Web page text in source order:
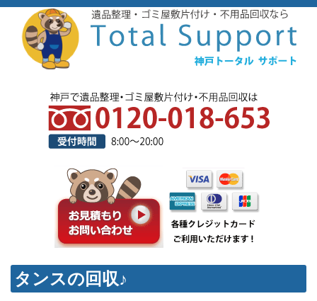
タンスの回収♪